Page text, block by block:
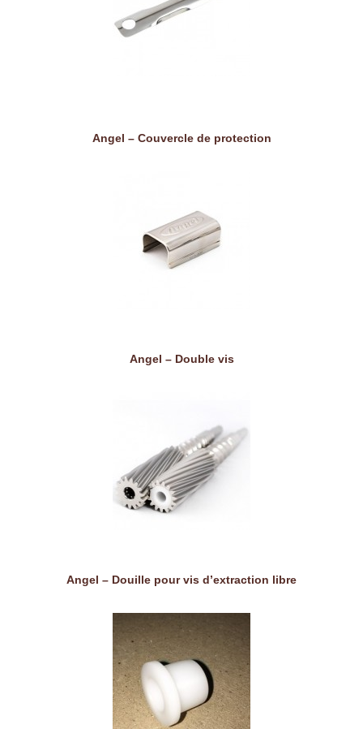
Angel – Couvercle de protection
Angel – Double vis
Angel – Douille pour vis d’extraction libre